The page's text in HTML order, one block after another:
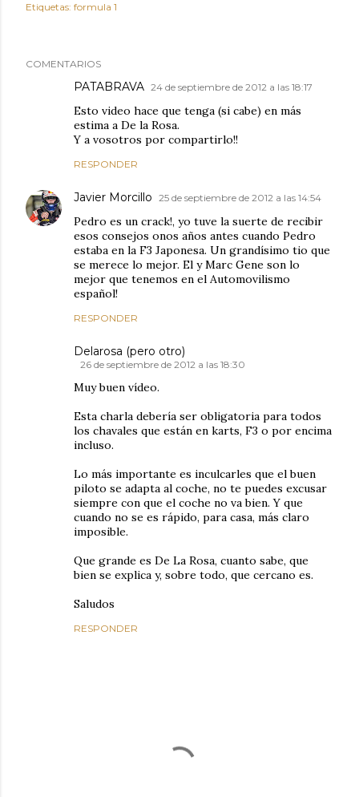
Etiquetas: formula 1
COMENTARIOS
PATABRAVA 24 de septiembre de 2012 a las 18:17
Esto video hace que tenga (si cabe) en más
estima a De la Rosa.
Y a vosotros por compartirlo!!
RESPONDER
Javier Morcillo 25 de septiembre de 2012 a las 14:54
Pedro es un crack!, yo tuve la suerte de recibir
esos consejos onos años antes cuando Pedro
estaba en la F3 Japonesa. Un grandísimo tio que
se merece lo mejor. El y Marc Gene son lo
mejor que tenemos en el Automovilismo
español!
RESPONDER
Delarosa (pero otro)
26 de septiembre de 2012 a las 18:30
Muy buen vídeo.
Esta charla debería ser obligatoria para todos
los chavales que están en karts, F3 o por encima
incluso.
Lo más importante es inculcarles que el buen
piloto se adapta al coche, no te puedes excusar
siempre con que el coche no va bien. Y que
cuando no se es rápido, para casa, más claro
imposible.
Que grande es De La Rosa, cuanto sabe, que
bien se explica y, sobre todo, que cercano es.
Saludos
RESPONDER